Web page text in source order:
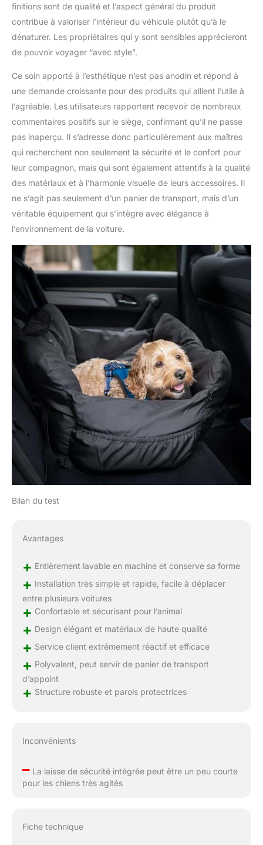
finitions sont de qualité et l’aspect général du produit
contribue à valoriser l’intérieur du véhicule plutôt qu’à le
dénaturer. Les propriétaires qui y sont sensibles apprécieront
de pouvoir voyager “avec style”.
Ce soin apporté à l’esthétique n’est pas anodin et répond à
une demande croissante pour des produits qui allient l’utile à
l’agréable. Les utilisateurs rapportent recevoir de nombreux
commentaires positifs sur le siège, confirmant qu’il ne passe
pas inaperçu. Il s’adresse donc particulièrement aux maîtres
qui recherchent non seulement la sécurité et le confort pour
leur compagnon, mais qui sont également attentifs à la qualité
des matériaux et à l’harmonie visuelle de leurs accessoires. Il
ne s’agit pas seulement d’un panier de transport, mais d’un
véritable équipement qui s’intègre avec élégance à
l’environnement de la voiture.
Bilan du test
Avantages
+ Entièrement lavable en machine et conserve sa forme
+ Installation très simple et rapide, facile à déplacer
entre plusieurs voitures
+ Confortable et sécurisant pour l’animal
+ Design élégant et matériaux de haute qualité
+ Service client extrêmement réactif et efficace
+ Polyvalent, peut servir de panier de transport
d’appoint
+ Structure robuste et parois protectrices
Inconvénients
–La laisse de sécurité intégrée peut être un peu courte
pour les chiens très agités
Fiche technique